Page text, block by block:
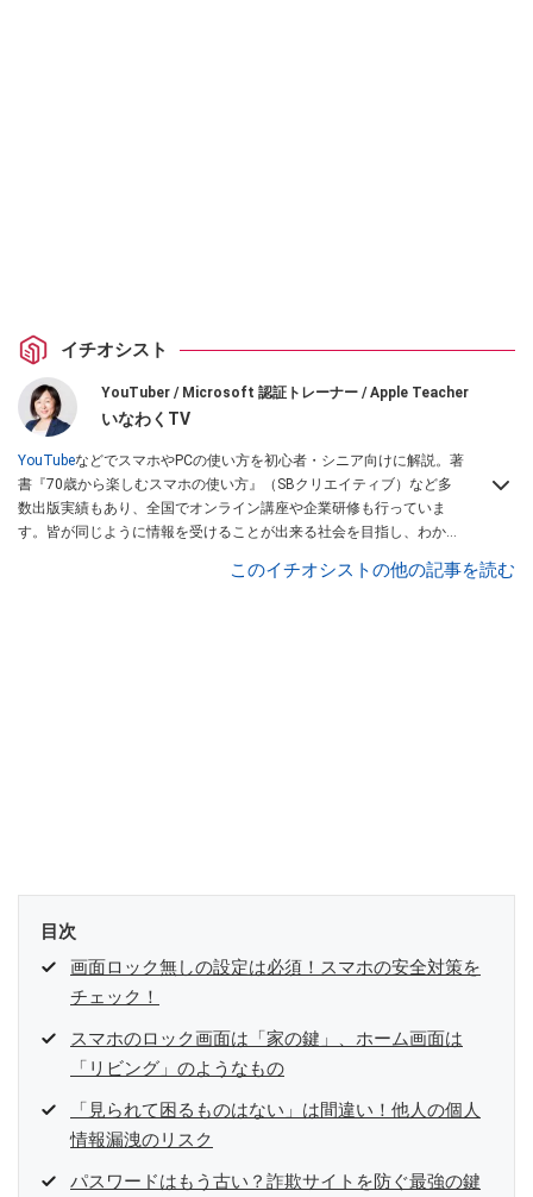
イチオシスト
YouTuber / Microsoft 認証トレーナー / Apple Teacher
いなわくTV
YouTubeなどでスマホやPCの使い方を初心者・シニア向けに解説。著
書『70歳から楽しむスマホの使い方』（SBクリエイティブ）など多
数出版実績もあり、全国でオンライン講座や企業研修も行っていま
す。皆が同じように情報を受けることが出来る社会を目指し、わかり
このイチオシストの他の記事を読む
目次
画面ロック無しの設定は必須！スマホの安全対策を
チェック！
スマホのロック画面は「家の鍵」、ホーム画面は
「リビング」のようなもの
「見られて困るものはない」は間違い！他人の個人
情報漏洩のリスク
パスワードはもう古い？詐欺サイトを防ぐ最強の鍵